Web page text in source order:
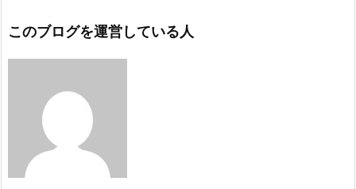
このブログを運営している人